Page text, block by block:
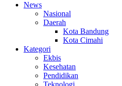
News
Nasional
Daerah
Kota Bandung
Kota Cimahi
Kategori
Ekbis
Kesehatan
Pendidikan